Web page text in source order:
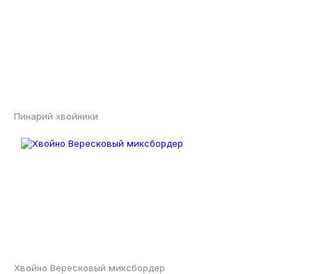
Пинарий хвойники
Хвойно Вересковый миксбордер